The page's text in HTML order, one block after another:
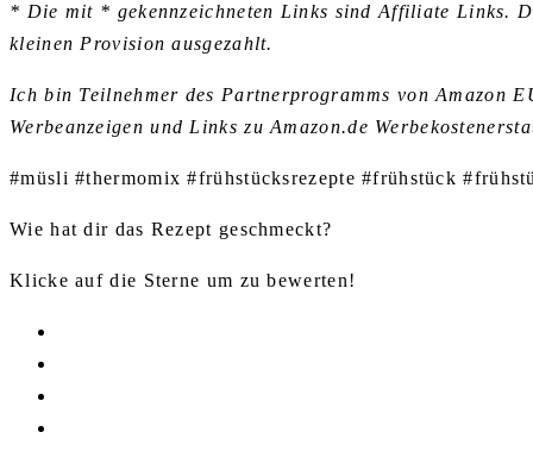
* Die mit * gekennzeichneten Links sind Affiliate Links.
kleinen Provision ausgezahlt.
Ich bin Teilnehmer des Partnerprogramms von Amazon
Werbeanzeigen und Links zu Amazon.de
#müsli #thermomix #frühstücksrezepte #frühstück
Wie hat dir das Rezept geschmeckt?
Klicke auf die Sterne um zu bewerten!